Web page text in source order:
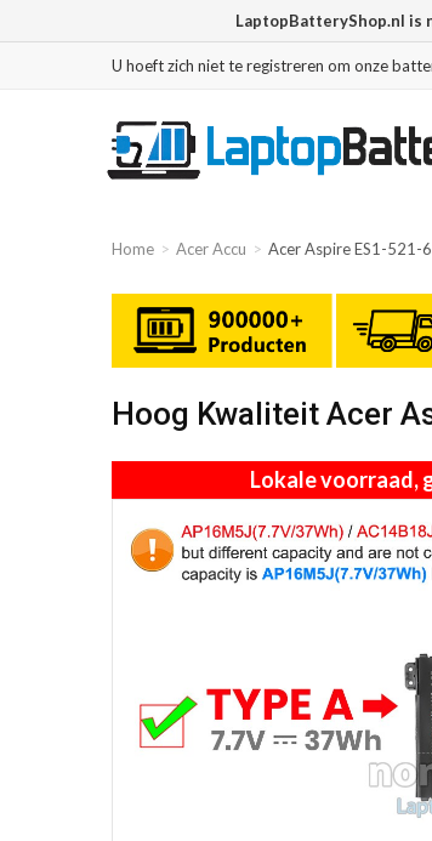
LaptopBatteryShop.nl is
U hoeft zich niet te registreren om onze
Home Acer Accu Acer Aspire ES1-521-
Hoog Kwaliteit Acer
Lokale voorraad,